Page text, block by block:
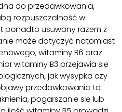
do przedawkowania,
rozpuszczalność w
ponadto usuwany razem z
może dotyczyć natomiast
witaminy B6 oraz
witaminy B3 przejawia się
jak wysypka czy
przedawkowania to
pogarszanie się lub